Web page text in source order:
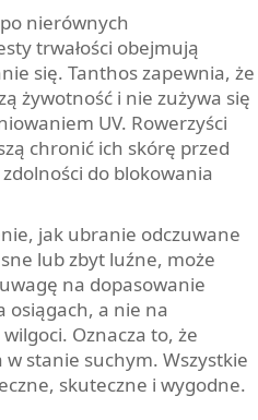
nierównych
trwałości obejmują
się. Tanthos zapewnia, że
żywotność i nie zużywa się
UV. Rowerzyści
chronić ich skórę przed
do blokowania
jak ubranie odczuwane
lub zbyt luźne, może
na dopasowanie
osiągach, a nie na
Oznacza to, że
stanie suchym. Wszystkie
skuteczne i wygodne.